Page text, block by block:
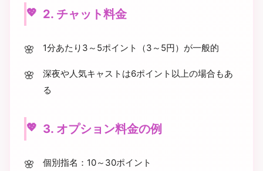
2. チャット料金
1分あたり3～5ポイント（3～5円）が一般的
深夜や人気キャストは6ポイント以上の場合もあ
る
3. オプション料金の例
個別指名：10～30ポイント